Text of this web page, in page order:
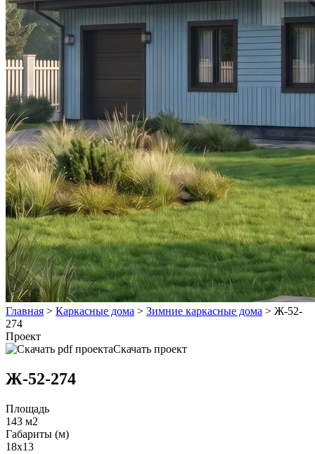
Главная > Каркасные дома > Зимние каркасные дома > Ж-52-
274
Проект
Скачать проект
Ж-52-274
Площадь
143 м2
Габариты (м)
18x13